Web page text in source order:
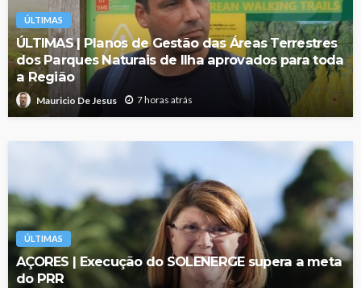
ÚLTIMAS
ÚLTIMAS | Planos de Gestão das Áreas Terrestres
dos Parques Naturais de Ilha aprovados para toda
a Região
Mauricio De Jesus 7 horas atrás
ÚLTIMAS
AÇORES | Execução do SOLENERGE supera a meta
do PRR